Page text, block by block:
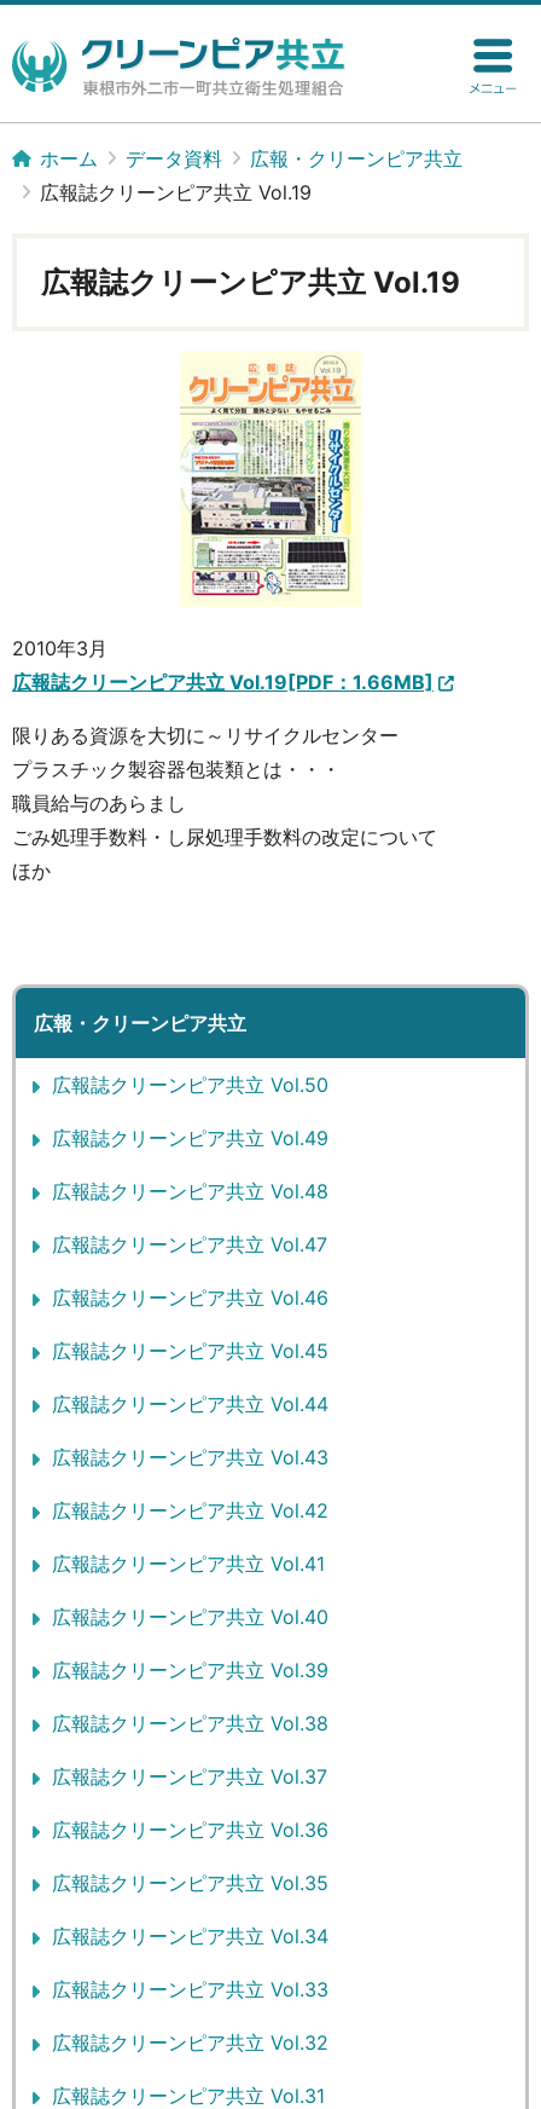
ホーム データ資料
広報・クリーンピア共立
広報誌クリーンピア共立 Vol.19
広報誌クリーンピア共立 Vol.19
2010年3月
広報誌クリーンピア共立 Vol.19[PDF：1.66MB]
限りある資源を大切に～リサイクルセンター
プラスチック製容器包装類とは・・・
職員給与のあらまし
ごみ処理手数料・し尿処理手数料の改定について
ほか
広報・クリーンピア共立
広報誌クリーンピア共立 Vol.50
広報誌クリーンピア共立 Vol.49
広報誌クリーンピア共立 Vol.48
広報誌クリーンピア共立 Vol.47
広報誌クリーンピア共立 Vol.46
広報誌クリーンピア共立 Vol.45
広報誌クリーンピア共立 Vol.44
広報誌クリーンピア共立 Vol.43
広報誌クリーンピア共立 Vol.42
広報誌クリーンピア共立 Vol.41
広報誌クリーンピア共立 Vol.40
広報誌クリーンピア共立 Vol.39
広報誌クリーンピア共立 Vol.38
広報誌クリーンピア共立 Vol.37
広報誌クリーンピア共立 Vol.36
広報誌クリーンピア共立 Vol.35
広報誌クリーンピア共立 Vol.34
広報誌クリーンピア共立 Vol.33
広報誌クリーンピア共立 Vol.32
広報誌クリーンピア共立 Vol.31